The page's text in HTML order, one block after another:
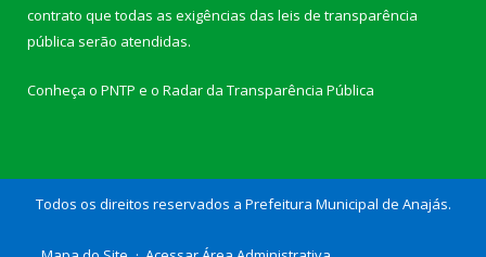
contrato que todas as exigências das leis de transparência
pública serão atendidas.
Conheça o PNTP e o Radar da Transparência Pública
Todos os direitos reservados a Prefeitura Municipal de Anajás.